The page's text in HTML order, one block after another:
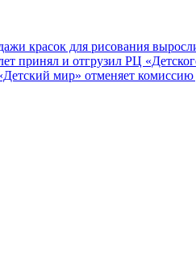
красок для рисования
принял и отгрузил РЦ
мир» отменяет